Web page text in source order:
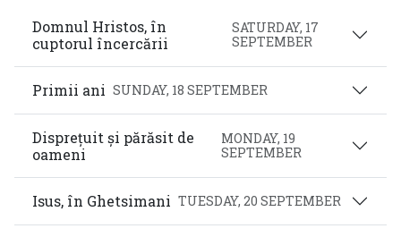
Domnul Hristos, în
cuptorul încercării
SATURDAY, 17
SEPTEMBER
Primii ani SUNDAY, 18 SEPTEMBER
Disprețuit și părăsit de
oameni
MONDAY, 19
SEPTEMBER
Isus, în Ghetsimani TUESDAY, 20 SEPTEMBER